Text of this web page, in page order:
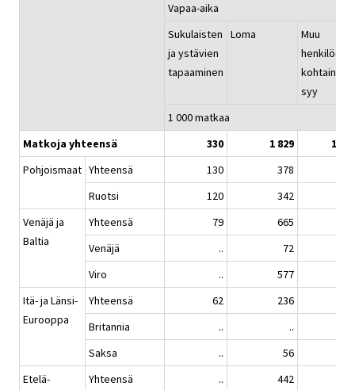
Vapaa-aika
Sukulaisten
ja ystävien
tapaaminen
Loma
Muu
henkilö-
kohtainen
syy
1 000 matkaa
Matkoja yhteensä
330 1 829
191
Pohjoismaat Yhteensä 130 378
Ruotsi
120 342
Venäjä ja
Baltia
Yhteensä 79 665
Venäjä
.. 72
Viro
.. 577
Itä- ja Länsi-
Eurooppa
Yhteensä 62 236
Britannia
.. ..
Saksa
.. 56
Etelä-
Yhteensä .. 442